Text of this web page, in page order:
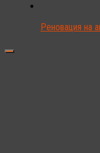
Реновация на